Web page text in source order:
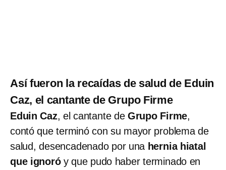
Así fueron la recaídas de salud de Eduin
Caz, el cantante de Grupo Firme
Eduin Caz, el cantante de Grupo Firme,
contó que terminó con su mayor problema de
salud, desencadenado por una hernia hiatal
que ignoróy que pudo haber terminado en